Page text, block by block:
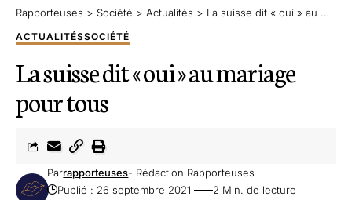
Rapporteuses > Société > Actualités > La suisse dit « oui » au mariage pour tous
ACTUALITÉSSOCIÉTÉ
La suisse dit « oui » au mariage
pour tous
Parrapporteuses- Rédaction Rapporteuses
Publié : 26 septembre 2021
2 Min. de lecture